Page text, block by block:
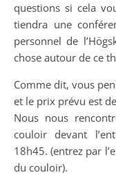
questions si cela
tiendra une
personnel de
chose autour de ce
Comme dit, vous
et le prix prévu est
Nous nous
couloir devant
18h45. (entrez par
du couloir).